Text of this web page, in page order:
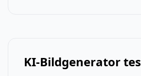
KI-Bildgenerator